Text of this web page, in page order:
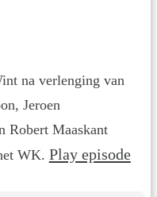
na verlenging van
Jeroen
Robert Maaskant
WK. Play episode